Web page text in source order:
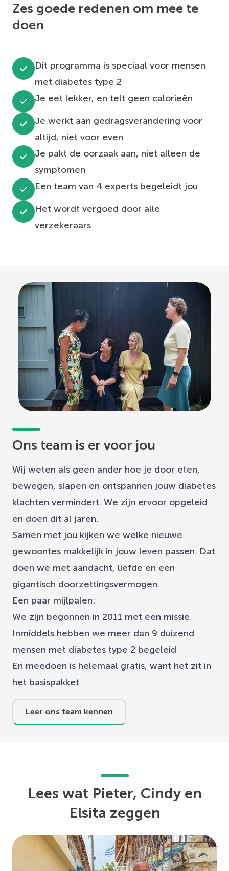
Zes goede redenen om mee te
doen
Dit programma is speciaal voor mensen
met diabetes type 2
Je eet lekker, en telt geen calorieën
Je werkt aan gedragsverandering voor
altijd, niet voor even
Je pakt de oorzaak aan, niet alleen de
symptomen
Een team van 4 experts begeleidt jou
Het wordt vergoed door alle
verzekeraars
Ons team is er voor jou
Wij weten als geen ander hoe je door eten,
bewegen, slapen en ontspannen jouw diabetes
klachten vermindert. We zijn ervoor opgeleid
en doen dit al jaren.
Samen met jou kijken we welke nieuwe
gewoontes makkelijk in jouw leven passen. Dat
doen we met aandacht, liefde en een
gigantisch doorzettingsvermogen.
Een paar mijlpalen:
We zijn begonnen in 2011 met een missie
Inmiddels hebben we meer dan 9 duizend
mensen met diabetes type 2 begeleid
En meedoen is helemaal gratis, want het zit in
het basispakket
Leer ons team kennen
Lees wat Pieter, Cindy en
Elsita zeggen